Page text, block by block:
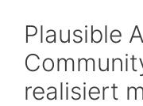
Plausible
realisiert